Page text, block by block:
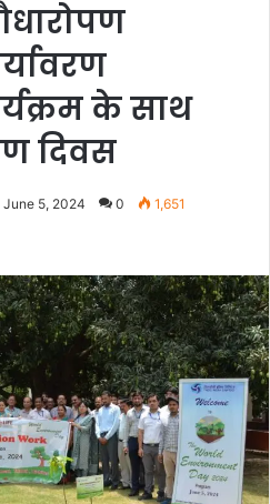
के साथ
दिवस
June 5, 2024 0 1,651